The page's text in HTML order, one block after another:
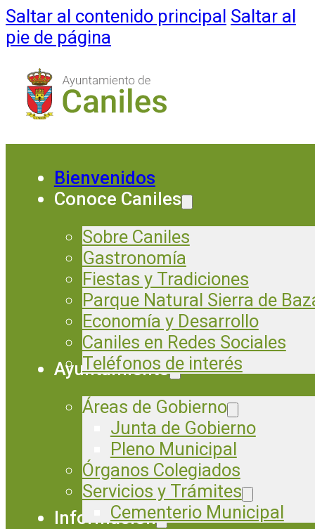
Saltar al contenido principal Saltar al
pie de página
Bienvenidos
Conoce Caniles
Sobre Caniles
Gastronomía
Fiestas y Tradiciones
Parque Natural Sierra de
Economía y Desarrollo
Caniles en Redes Sociales
Teléfonos de interés
Ayuntamiento
Áreas de Gobierno
Junta de Gobierno
Pleno Municipal
Órganos Colegiados
Servicios y Trámites
Cementerio Municipal
Información